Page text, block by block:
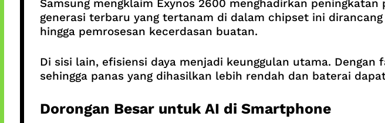
Samsung mengklaim Exynos 2600 menghadirkan
generasi terbaru yang tertanam di dalam chipset ini
hingga pemrosesan kecerdasan buatan.
Di sisi lain, efisiensi daya menjadi keunggulan utama.
sehingga panas yang dihasilkan lebih rendah dan baterai
Dorongan Besar untuk AI di Smartphone